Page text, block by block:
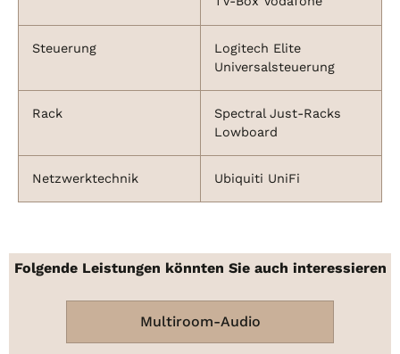
Steuerung
Logitech Elite
Universalsteuerung
Rack
Spectral Just-Racks
Lowboard
Netzwerktechnik Ubiquiti UniFi
Folgende Leistungen könnten Sie auch interessieren
Multiroom-Audio